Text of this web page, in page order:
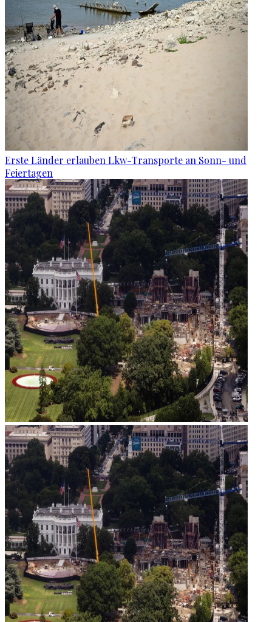
Erste Länder erlauben Lkw-Transporte an Sonn- und
Feiertagen